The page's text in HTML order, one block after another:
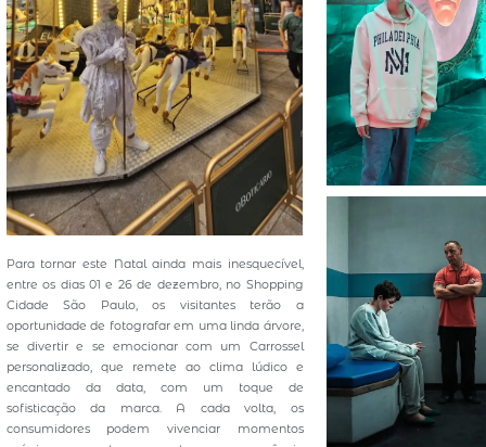
Para tornar este Natal ainda mais inesquecível,
entre os dias 01 e 26 de dezembro, no Shopping
Cidade São Paulo, os visitantes terão a
oportunidade de fotografar em uma linda árvore,
se divertir e se emocionar com um Carrossel
personalizado, que remete ao clima lúdico e
encantado da data, com um toque de
sofisticação da marca. A cada volta, os
consumidores podem vivenciar momentos